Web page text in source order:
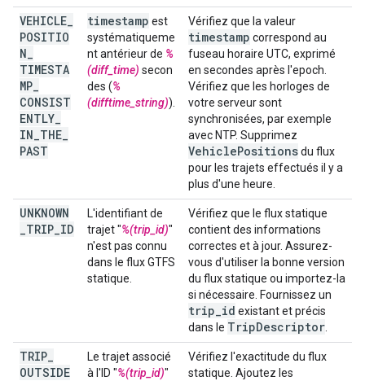
VEHICLE
POSITIO
N
TIMESTA
MP
CONSIST
ENTLY
IN THE
PAST
timestamp est
systématiqueme
nt antérieur de %
(diff_time) secon
des (%
(difftime_string)).
Vérifiez que la valeur
timestamp correspond au
fuseau horaire UTC, exprimé
en secondes après l'epoch.
Vérifiez que les horloges de
votre serveur sont
synchronisées, par exemple
avec NTP. Supprimez
VehiclePositionsdu flux
pour les trajets effectués il y a
plus d'une heure.
UNKNOWN
TRIP ID
L'identifiant de
trajet "%(trip_id)"
n'est pas connu
dans le flux GTFS
statique.
Vérifiez que le flux statique
contient des informations
correctes et à jour. Assurez-
vous d'utiliser la bonne version
du flux statique ou importez-la
si nécessaire. Fournissez un
trip id existant et précis
dans le TripDescriptor
TRIP
OUTSIDE
Le trajet associé
à l'ID "%(trip_id)"
Vérifiez l'exactitude du flux
statique. Ajoutez les